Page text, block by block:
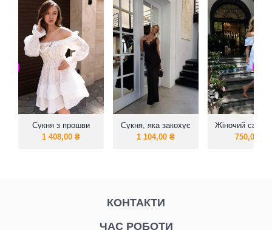
Сукня з прошви
1 408,00₴
Сукня, яка закохує
та захоплює
1 104,00₴
Жіночий
спущеники
750,00
КОНТАКТИ
ЧАС РОБОТИ